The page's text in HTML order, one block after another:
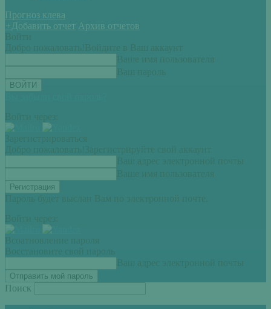
Прогноз клева
+ Добавить отчет Архив отчетов
Войти
Добро пожаловать! Войдите в Ваш аккаунт
Ваше имя пользователя
Ваш пароль
Войти через:
Зарегистрироваться
Добро пожаловать! Зарегистрируйте свой аккаунт
Ваш адрес электронной почты
Ваше имя пользователя
Пароль будет выслан Вам по электронной почте.
Войти через:
Всоатновление пароля
Восстановите свой пароль
Ваш адрес электронной почты
Поиск